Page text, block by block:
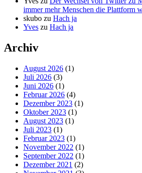
immer mehr Menschen die Plattform
skubo zu Hach ja
Yves zu Hach ja
Archiv
August 2026 (1)
Juli 2026 (3)
Juni 2026 (1)
Februar 2026 (4)
Dezember 2023 (1)
Oktober 2023 (1)
August 2023 (1)
Juli 2023 (1)
Februar 2023 (1)
November 2022 (1)
September 2022 (1)
Dezember 2021 (2)